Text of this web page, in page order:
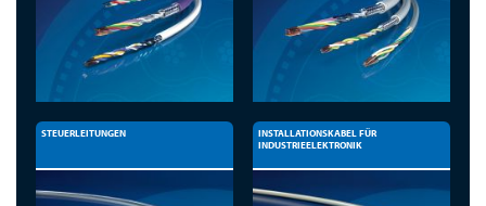
STEUERLEITUNGEN
INSTALLATIONSKABEL FÜR
INDUSTRIEELEKTRONIK